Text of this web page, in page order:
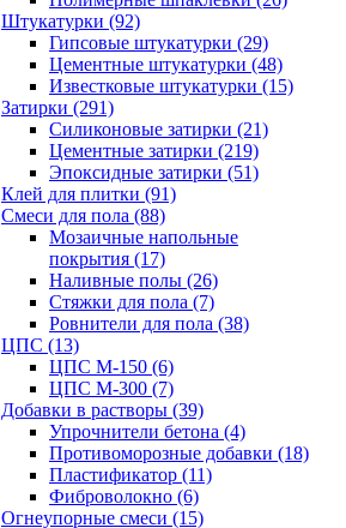
Штукатурки (92)
Гипсовые штукатурки (29)
Цементные штукатурки (48)
Известковые штукатурки (15)
Затирки (291)
Силиконовые затирки (21)
Цементные затирки (219)
Эпоксидные затирки (51)
Клей для плитки (91)
Смеси для пола (88)
Мозаичные напольные
покрытия (17)
Наливные полы (26)
Стяжки для пола (7)
Ровнители для пола (38)
ЦПС (13)
ЦПС М-150 (6)
ЦПС М-300 (7)
Добавки в растворы (39)
Упрочнители бетона (4)
Противоморозные добавки (18)
Пластификатор (11)
Фиброволокно (6)
Огнеупорные смеси (15)